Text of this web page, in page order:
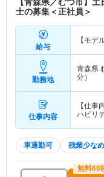
【青森県／むつ市】
士の募集＜正社員＞
給与
【モデ
勤務地
青森県
分）
仕事内容
【仕事
ハビリ
車通勤可 残業少なめ